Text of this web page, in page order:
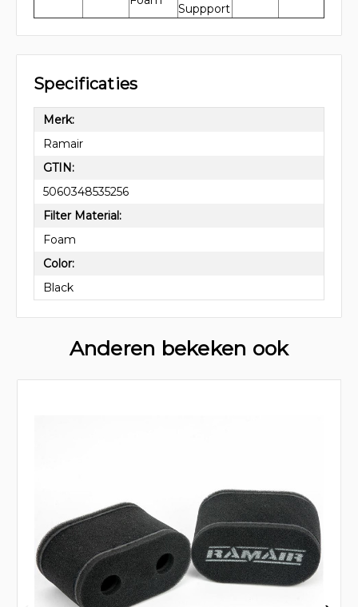
Suppport
Specificaties
Merk:
Ramair
GTIN:
5060348535256
Filter Material:
Foam
Color:
Black
Anderen bekeken ook